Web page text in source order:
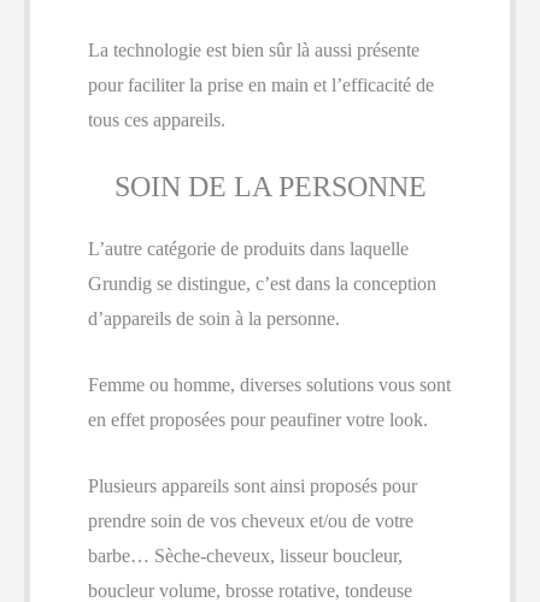
La technologie est bien sûr là aussi présente
pour faciliter la prise en main et l’efficacité de
tous ces appareils.
SOIN DE LA PERSONNE
L’autre catégorie de produits dans laquelle
Grundig se distingue, c’est dans la conception
d’appareils de soin à la personne.
Femme ou homme, diverses solutions vous sont
en effet proposées pour peaufiner votre look.
Plusieurs appareils sont ainsi proposés pour
prendre soin de vos cheveux et/ou de votre
barbe… Sèche-cheveux, lisseur boucleur,
boucleur volume, brosse rotative, tondeuse